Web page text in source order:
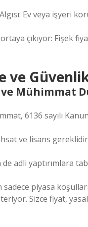
Ev veya işyeri
çıkıyor: Fişek
ve
ve Mühimmat
6136 sayılı
ve lisans
adli yaptırımlara
piyasa
Sizce fiyat,